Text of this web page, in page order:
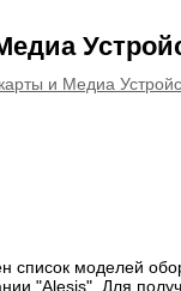
и Медиа
список моделей
"Alesis". Для